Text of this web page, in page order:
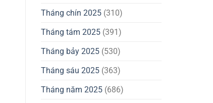
Tháng chín 2025 (310)
Tháng tám 2025 (391)
Tháng bảy 2025 (530)
Tháng sáu 2025 (363)
Tháng năm 2025 (686)